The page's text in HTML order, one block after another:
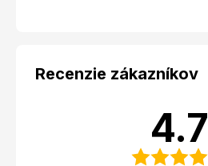
Recenzie zákazníkov
4.7